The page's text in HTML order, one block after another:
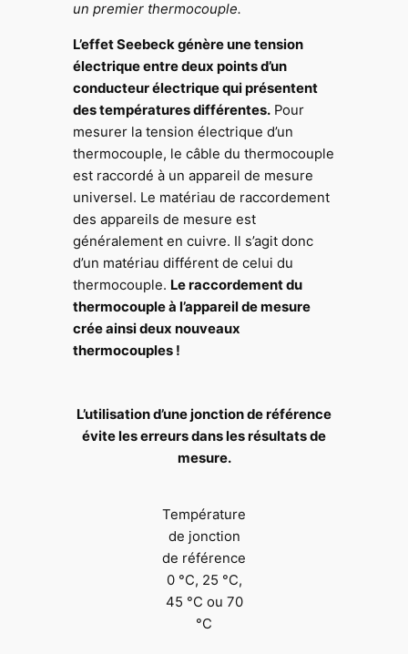
un premier thermocouple.
L’effet Seebeck génère une tension
électrique entre deux points d’un
conducteur électrique qui présentent
des températures différentes.Pour
mesurer la tension électrique d’un
thermocouple, le câble du thermocouple
est raccordé à un appareil de mesure
universel. Le matériau de raccordement
des appareils de mesure est
généralement en cuivre. Il s’agit donc
d’un matériau différent de celui du
thermocouple. Le raccordement du
thermocouple à l’appareil de mesure
crée ainsi deux nouveaux
thermocouples !
L’utilisation d’une jonction de référence
évite les erreurs dans les résultats de
mesure.
Température
de jonction
de référence
0 °C, 25 °C,
45 °C ou 70
°C